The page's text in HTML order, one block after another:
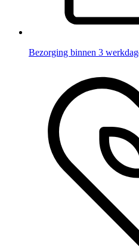
Bezorging binnen 3